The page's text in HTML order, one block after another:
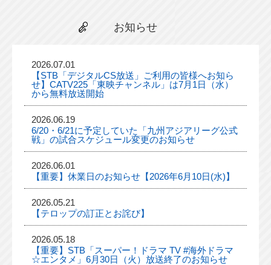
お知らせ
2026.07.01
【STB「デジタルCS放送」ご利用の皆様へお知ら
せ】CATV225「東映チャンネル」は7月1日（水）
から無料放送開始
2026.06.19
6/20・6/21に予定していた「九州アジアリーグ公式
戦」の試合スケジュール変更のお知らせ
2026.06.01
【重要】休業日のお知らせ【2026年6月10日(水)】
2026.05.21
【テロップの訂正とお詫び】
2026.05.18
【重要】STB「スーパー！ドラマ TV #海外ドラマ
☆エンタメ」6月30日（火）放送終了のお知らせ